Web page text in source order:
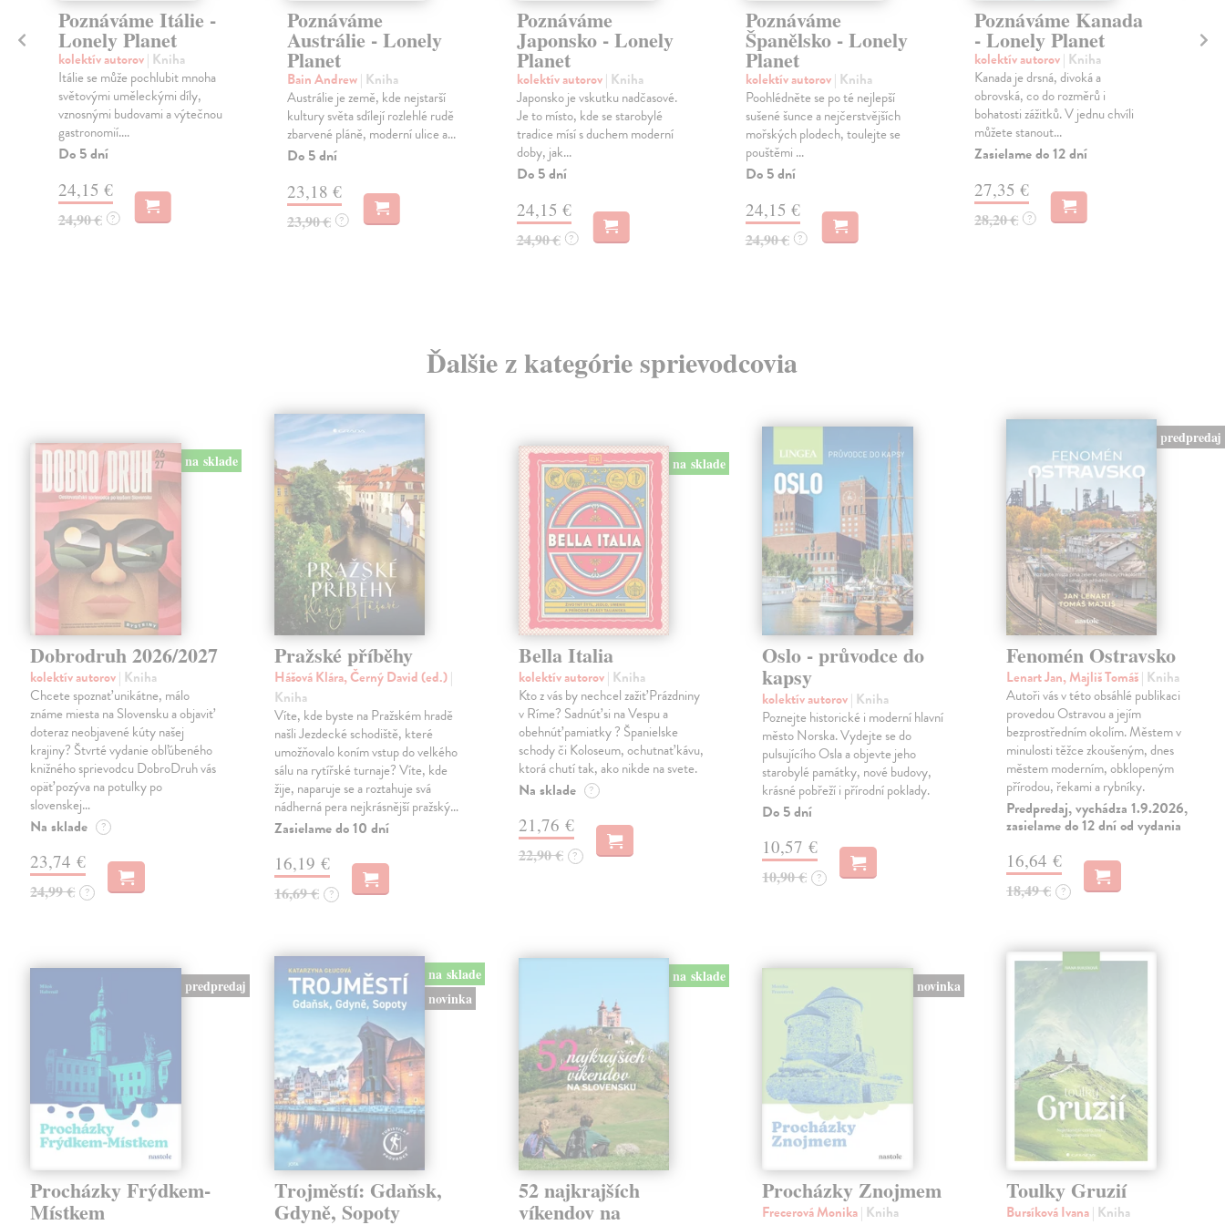
Poznáváme Itálie -
Lonely Planet
kolektív autorov| Kniha
Itálie se může pochlubit mnoha
světovými uměleckými díly,
vznosnými budovami a výtečnou
gastronomií....
Do 5 dní
24,15 €
24,90 € ?
Poznáváme
Austrálie - Lonely
Planet
Bain Andrew| Kniha
Austrálie je země, kde nejstarší
kultury světa sdílejí rozlehlé rudě
zbarvené pláně, moderní ulice a...
Do 5 dní
23,18 €
23,90 € ?
Poznáváme
Japonsko - Lonely
Planet
kolektív autorov| Kniha
Japonsko je vskutku nadčasové.
Je to místo, kde se starobylé
tradice mísí s duchem moderní
doby, jak...
Do 5 dní
24,15 €
24,90 € ?
Poznáváme
Španělsko - Lonely
Planet
kolektív autorov| Kniha
Poohlédněte se po té nejlepší
sušené šunce a nejčerstvějších
mořských plodech, toulejte se
pouštěmi ...
Do 5 dní
24,15 €
24,90 € ?
Poznáváme Kanada
- Lonely Planet
kolektív autorov| Kniha
Kanada je drsná, divoká a
obrovská, co do rozměrů i
bohatosti zážitků. V jednu chvíli
můžete stanout...
Zasielame do 12 dní
27,35 €
28,20 € ?
Ďalšie z kategórie sprievodcovia
na sklade
Dobrodruh 2026/2027
kolektív autorov| Kniha
Chcete spoznať unikátne, málo
známe miesta na Slovensku a objaviť
doteraz neobjavené kúty našej
krajiny? Štvrté vydanie obľúbeného
knižného sprievodcu DobroDruh vás
opäť pozýva na potulky po
slovenskej…
Na sklade ?
23,74 €
24,99 € ?
Pražské příběhy
Hášová Klára, Černý David (ed.)|
Kniha
Víte, kde byste na Pražském hradě
našli Jezdecké schodiště, které
umožňovalo koním vstup do velkého
sálu na rytířské turnaje? Víte, kde
žije, naparuje se a roztahuje svá
nádherná pera nejkrásnější pražský…
Zasielame do 10 dní
16,19 €
16,69 € ?
na sklade
Bella Italia
kolektív autorov| Kniha
Kto z vás by nechcel zažiť Prázdniny
v Ríme? Sadnúť si na Vespu a
obehnúť pamiatky ? Španielske
schody či Koloseum, ochutnať kávu,
ktorá chutí tak, ako nikde na svete.
Na sklade ?
21,76 €
22,90 € ?
Oslo - průvodce do
kapsy
kolektív autorov| Kniha
Poznejte historické i moderní hlavní
město Norska. Vydejte se do
pulsujícího Osla a objevte jeho
starobylé památky, nové budovy,
krásné pobřeží i přírodní poklady.
Do 5 dní
10,57 €
10,90 € ?
predpredaj
Fenomén Ostravsko
Lenart Jan, Majliš Tomáš| Kniha
Autoři vás v této obsáhlé publikaci
provedou Ostravou a jejím
bezprostředním okolím. Městem v
minulosti těžce zkoušeným, dnes
městem moderním, obklopeným
přírodou, řekami a rybníky.
Predpredaj, vychádza 1.9.2026,
zasielame do 12 dní od vydania
16,64 €
18,49 € ?
predpredaj
Procházky Frýdkem-
Místkem
na sklade
novinka
Trojměstí: Gdaňsk,
Gdyně, Sopoty
na sklade
52 najkrajších
víkendov na
novinka
Procházky Znojmem
Frecerová Monika| Kniha
Toulky Gruzií
Bursíková Ivana| Kniha